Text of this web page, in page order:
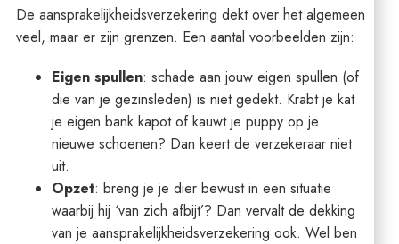
De aansprakelijkheidsverzekering dekt over het algemeen
veel, maar er zijn grenzen. Een aantal voorbeelden zijn:
Eigen spullen: schade aan jouw eigen spullen (of
die van je gezinsleden) is niet gedekt. Krabt je kat
je eigen bank kapot of kauwt je puppy op je
nieuwe schoenen? Dan keert de verzekeraar niet
uit.
Opzet: breng je je dier bewust in een situatie
waarbij hij ‘van zich afbijt’? Dan vervalt de dekking
van je aansprakelijkheidsverzekering ook. Wel ben